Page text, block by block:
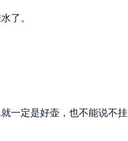
了。
一定是好壶，也不能说不挂